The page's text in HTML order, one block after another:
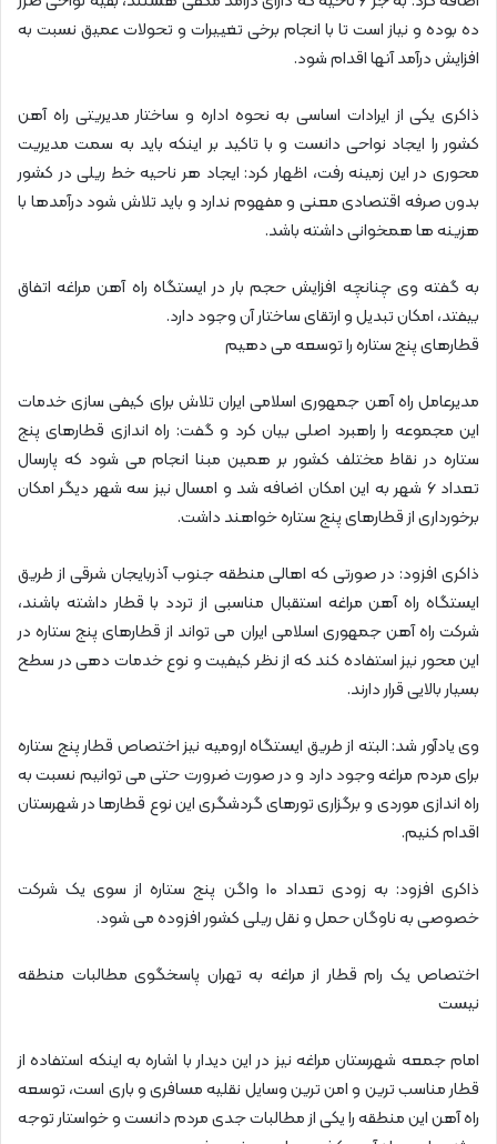
ده بوده و نیاز است تا با انجام برخی تغییرات و تحولات عمیق نسبت به
افزایش درآمد آنها اقدام شود.
ذاکری یکی از ایرادات اساسی به نحوه اداره و ساختار مدیریتی راه آهن
کشور را ایجاد نواحی دانست و با تاکید بر اینکه باید به سمت مدیریت
محوری در این زمینه رفت، اظهار کرد: ایجاد هر ناحیه خط ریلی در کشور
بدون صرفه اقتصادی معنی و مفهوم ندارد و باید تلاش شود درآمدها با
هزینه ها همخوانی داشته باشد.
به گفته وی چنانچه افزایش حجم بار در ایستگاه راه آهن مراغه اتفاق
بیفتد، امکان تبدیل و ارتقای ساختار آن وجود دارد.
قطارهای پنج ستاره را توسعه می دهیم
مدیرعامل راه آهن جمهوری اسلامی ایران تلاش برای کیفی سازی خدمات
این مجموعه را راهبرد اصلی بیان کرد و گفت: راه اندازی قطارهای پنج
ستاره در نقاط مختلف کشور بر همین مبنا انجام می شود که پارسال
تعداد ۶ شهر به این امکان اضافه شد و امسال نیز سه شهر دیگر امکان
برخورداری از قطارهای پنج ستاره خواهند داشت.
ذاکری افزود: در صورتی که اهالی منطقه جنوب آذربایجان شرقی از طریق
ایستگاه راه آهن مراغه استقبال مناسبی از تردد با قطار داشته باشند،
شرکت راه آهن جمهوری اسلامی ایران می تواند از قطارهای پنج ستاره در
این محور نیز استفاده کند که از نظر کیفیت و نوع خدمات دهی در سطح
بسیار بالایی قرار دارند.
وی یادآور شد: البته از طریق ایستگاه ارومیه نیز اختصاص قطار پنج ستاره
برای مردم مراغه وجود دارد و در صورت ضرورت حتی می توانیم نسبت به
راه اندازی موردی و برگزاری تورهای گردشگری این نوع قطارها در شهرستان
اقدام کنیم.
ذاکری افزود: به زودی تعداد ۱۰ واگن پنج ستاره از سوی یک شرکت
خصوصی به ناوگان حمل و نقل ریلی کشور افزوده می شود.
اختصاص یک رام قطار از مراغه به تهران پاسخگوی مطالبات منطقه
نیست
امام جمعه شهرستان مراغه نیز در این دیدار با اشاره به اینکه استفاده از
قطار مناسب ترین و امن ترین وسایل نقلیه مسافری و باری است، توسعه
راه آهن این منطقه را یکی از مطالبات جدی مردم دانست و خواستار توجه